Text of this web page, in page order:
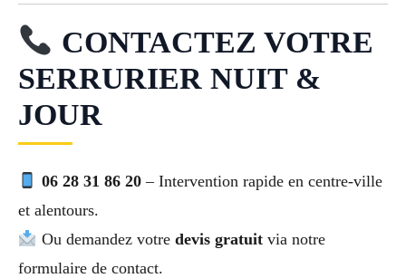
CONTACTEZ VOTRE
SERRURIER NUIT &
JOUR
06 28 31 86 20– Intervention rapide en centre-ville
et alentours.
Ou demandez votre devis gratuitvia notre
formulaire de contact.